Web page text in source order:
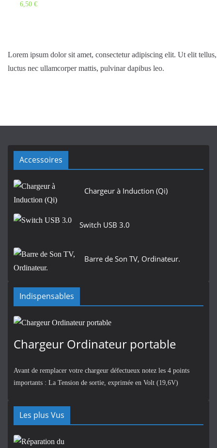
6,50 €
Lorem ipsum dolor sit amet, consectetur adipiscing elit. Ut elit tellus,
luctus nec ullamcorper mattis, pulvinar dapibus leo.
Accessoires
Chargeur à Induction (Qi)
Switch USB 3.0
Barre de Son TV, Ordinateur.
Indispensables
Chargeur Ordinateur portable
Avant de remplacer votre chargeur défectueux notez les 4 points
importants : La Tension de sortie, exprimée en Volt (19,6V)
Les plus Vus